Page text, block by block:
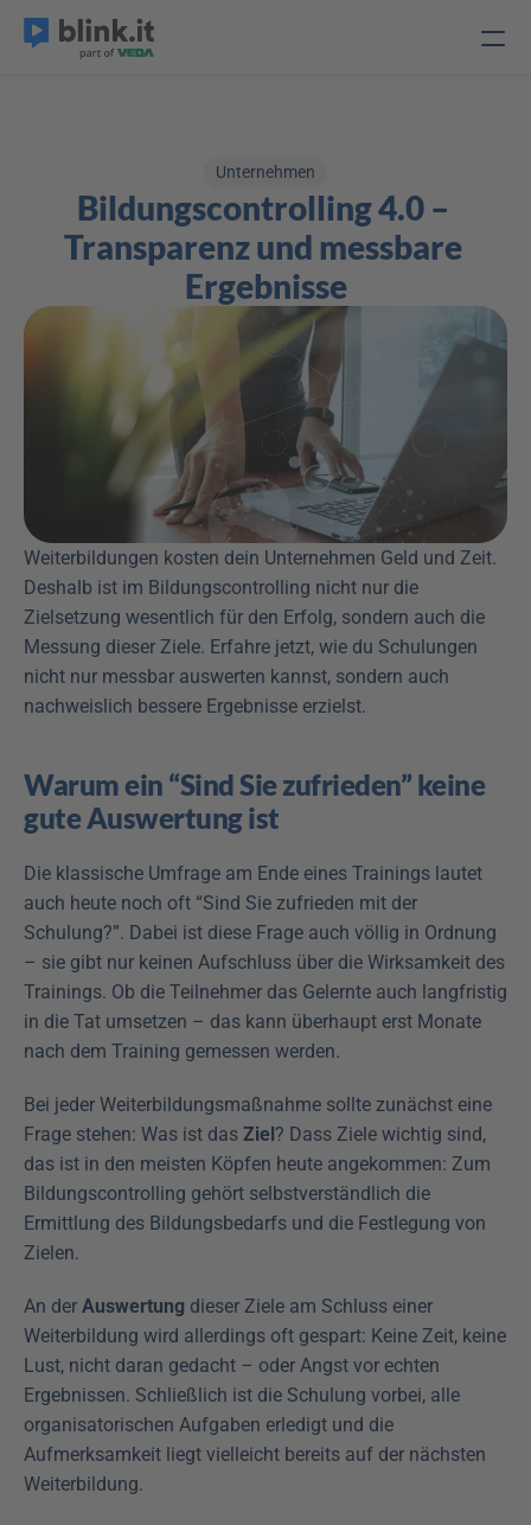
Unternehmen
Bildungscontrolling 4.0 –
Transparenz und messbare
Ergebnisse
Weiterbildungen kosten dein Unternehmen Geld und Zeit.
Deshalb ist im Bildungscontrolling nicht nur die
Zielsetzung wesentlich für den Erfolg, sondern auch die
Messung dieser Ziele. Erfahre jetzt, wie du Schulungen
nicht nur messbar auswerten kannst, sondern auch
nachweislich bessere Ergebnisse erzielst.
Warum ein “Sind Sie zufrieden” keine
gute Auswertung ist
Die klassische Umfrage am Ende eines Trainings lautet
auch heute noch oft “Sind Sie zufrieden mit der
Schulung?”. Dabei ist diese Frage auch völlig in Ordnung
– sie gibt nur keinen Aufschluss über die Wirksamkeit des
Trainings. Ob die Teilnehmer das Gelernte auch langfristig
in die Tat umsetzen – das kann überhaupt erst Monate
nach dem Training gemessen werden.
Bei jeder Weiterbildungsmaßnahme sollte zunächst eine
Frage stehen: Was ist das Ziel? Dass Ziele wichtig sind,
das ist in den meisten Köpfen heute angekommen: Zum
Bildungscontrolling gehört selbstverständlich die
Ermittlung des Bildungsbedarfs und die Festlegung von
Zielen.
An der Auswertung dieser Ziele am Schluss einer
Weiterbildung wird allerdings oft gespart: Keine Zeit, keine
Lust, nicht daran gedacht – oder Angst vor echten
Ergebnissen. Schließlich ist die Schulung vorbei, alle
organisatorischen Aufgaben erledigt und die
Aufmerksamkeit liegt vielleicht bereits auf der nächsten
Weiterbildung.